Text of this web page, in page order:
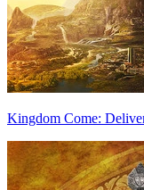
Kingdom Come: